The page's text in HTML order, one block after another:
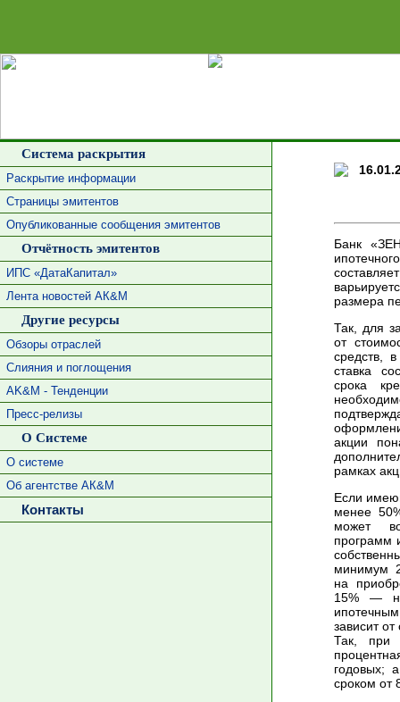
Система раскрытия
Раскрытие информации
Страницы эмитентов
Опубликованные сообщения эмитентов
Отчётность эмитентов
ИПС «ДатаКапитал»
Лента новостей АК&М
Другие ресурсы
Обзоры отраслей
Слияния и поглощения
AK&M - Тенденции
Пресс-релизы
О Системе
О системе
Об агентстве АК&М
Контакты
Банк
размера
Так, для
от
средств,
ставка
срока
акции
рамках
Если
менее
может
программ
минимум
на
15% —
зависит
Так, при
годовых;
сроком от